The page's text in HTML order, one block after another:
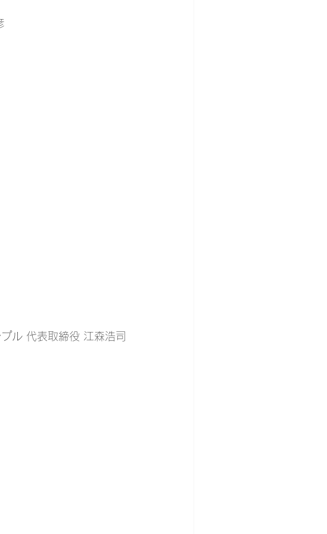
ル 代表取締役 江森浩司